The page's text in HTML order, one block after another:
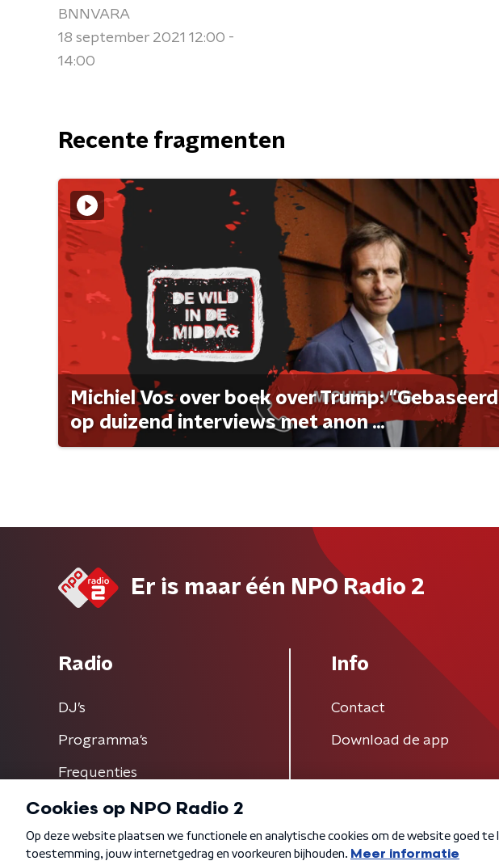
BNNVARA
18 september 2021 12:00 -
14:00
Recente fragmenten
Michiel Vos over boek over Trump: "Gebaseerd
op duizend interviews met anon ...
Er is maar één NPO Radio 2
Radio
DJ’s
Programma's
Frequenties
Info
Contact
Download de app